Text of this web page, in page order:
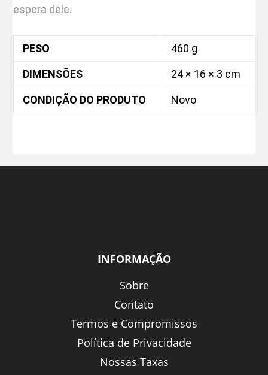
espera dele.
PESO 460 g
DIMENSÕES 24 × 16 × 3 cm
CONDIÇÃO DO PRODUTO Novo
INFORMAÇÃO
Sobre
Contato
Termos e Compromissos
Política de Privacidade
Nossas Taxas